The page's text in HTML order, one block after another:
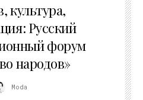
культура,
Русский
форум
народов»
Moda